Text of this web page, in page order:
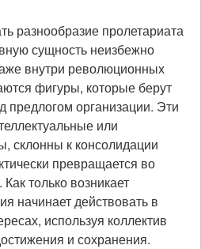
разнообразие пролетариата
сущность неизбежно
внутри революционных
фигуры, которые берут
предлогом организации. Эти
или
склонны к консолидации
превращается во
только возникает
начинает действовать в
используя коллектив
и сохранения.